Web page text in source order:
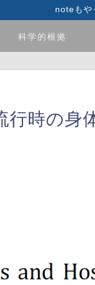
noteもや
科学的根拠
時の身